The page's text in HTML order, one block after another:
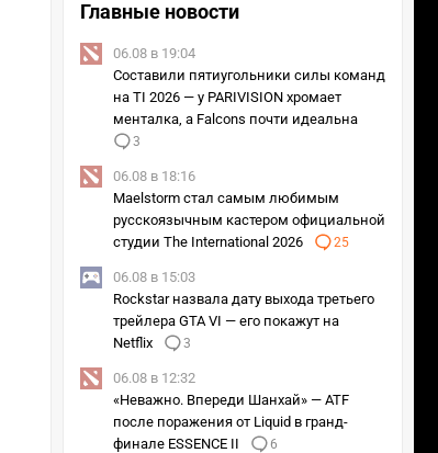
Главные новости
06.08 в 19:04
Составили пятиугольники силы команд
на TI 2026 — у PARIVISION хромает
менталка, а Falcons почти идеальна
3
06.08 в 18:16
Maelstorm стал самым любимым
русскоязычным кастером официальной
студии The International 2026
25
06.08 в 15:03
Rockstar назвала дату выхода третьего
трейлера GTA VI — его покажут на
Netflix
3
06.08 в 12:32
«Неважно. Впереди Шанхай» — ATF
после поражения от Liquid в гранд-
финале ESSENCE II
6